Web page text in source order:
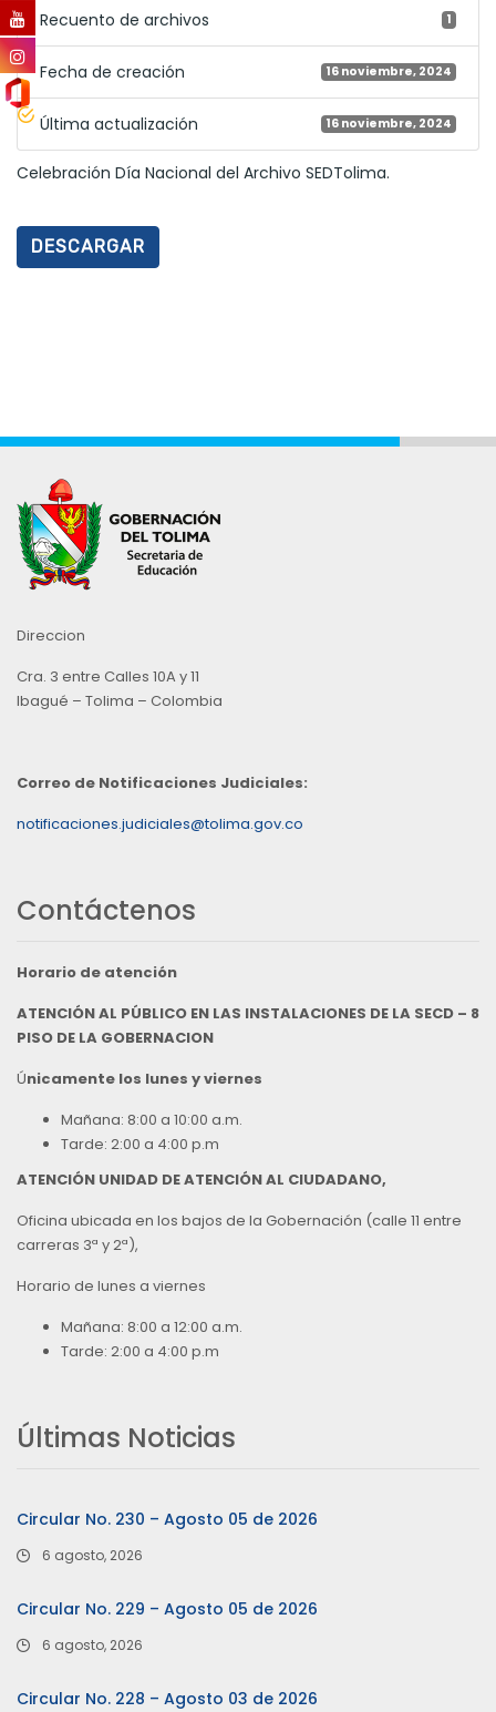
Recuento de archivos 1
Fecha de creación 16 noviembre, 2024
Última actualización 16 noviembre, 2024
Celebración Día Nacional del Archivo SEDTolima.
DESCARGAR
Direccion
Cra. 3 entre Calles 10A y 11
Ibagué – Tolima – Colombia
Correo de Notificaciones Judiciales:
notificaciones.judiciales@tolima.gov.co
Contáctenos
Horario de atención
ATENCIÓN AL PÚBLICO EN LAS INSTALACIONES DE LA SECD – 8
PISO DE LA GOBERNACION
Únicamente los lunes y viernes
Mañana: 8:00 a 10:00 a.m.
Tarde: 2:00 a 4:00 p.m
ATENCIÓN UNIDAD DE ATENCIÓN AL CIUDADANO,
Oficina ubicada en los bajos de la Gobernación (calle 11 entre
carreras 3ª y 2ª),
Horario de lunes a viernes
Mañana: 8:00 a 12:00 a.m.
Tarde: 2:00 a 4:00 p.m
Últimas Noticias
Circular No. 230 – Agosto 05 de 2026
6 agosto, 2026
Circular No. 229 – Agosto 05 de 2026
6 agosto, 2026
Circular No. 228 – Agosto 03 de 2026